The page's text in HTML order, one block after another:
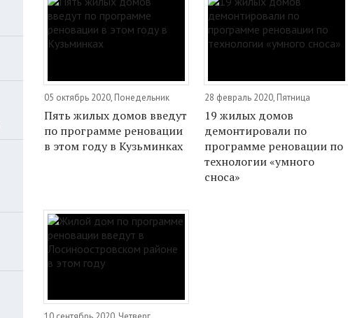
05 октябрь 2020, Понедельник
Пять жилых домов введут
по программе реновации
в этом году в Кузьминках
28 февраль 2020, Пятница
19 жилых домов
демонтировали по
программе реновации по
технологии «умного
сноса»